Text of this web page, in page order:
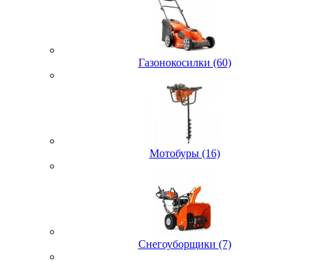
Газонокосилки (60)
Мотобуры (16)
Снегоуборщики (7)